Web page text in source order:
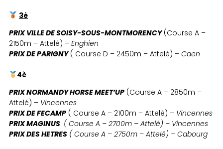
3è
PRIX VILLE DE SOISY-SOUS-MONTMORENCY(Course A –
2150m – Attelé) – Enghien
PRIX DE PARIGNY( Course D – 2450m – Attelé) – Caen
4è
PRIX NORMANDY HORSE MEET’UP (Course A – 2850m –
Attelé) – Vincennes
PRIX DE FECAMP ( Course A – 2100m – Attelé) – Vincennes
PRIX MAGINUS ( Course A – 2700m – Attelé) – Vincennes
PRIX DES HETRES ( Course A – 2750m – Attelé) – Cabourg